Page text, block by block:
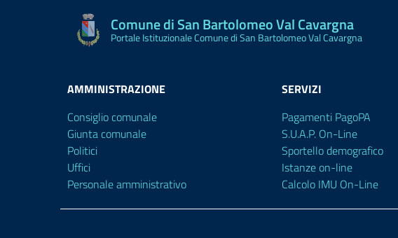
Comune di San Bartolomeo Val Cavargna
Portale Istituzionale Comune di San Bartolomeo Val Cavargna
AMMINISTRAZIONE
Consiglio comunale
Giunta comunale
Politici
Uffici
Personale amministrativo
SERVIZI
Pagamenti PagoPA
S.U.A.P. On-Line
Sportello demografico
Istanze on-line
Calcolo IMU On-Line